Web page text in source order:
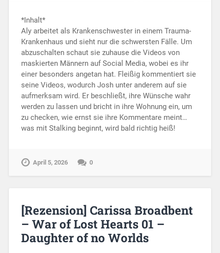
*Inhalt*
Aly arbeitet als Krankenschwester in einem Trauma-
Krankenhaus und sieht nur die schwersten Fälle. Um
abzuschalten schaut sie zuhause die Videos von
maskierten Männern auf Social Media, wobei es ihr
einer besonders angetan hat. Fleißig kommentiert sie
seine Videos, wodurch Josh unter anderem auf sie
aufmerksam wird. Er beschließt, ihre Wünsche wahr
werden zu lassen und bricht in ihre Wohnung ein, um
zu checken, wie ernst sie ihre Kommentare meint…
was mit Stalking beginnt, wird bald richtig heiß!
April 5, 2026 0
[Rezension] Carissa Broadbent
– War of Lost Hearts 01 –
Daughter of no Worlds